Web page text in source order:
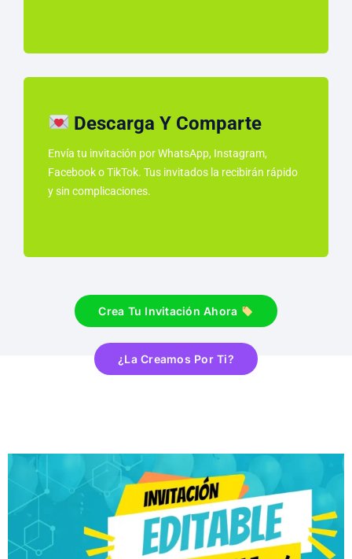
Descarga Y Comparte
Envía tu invitación por WhatsApp, Instagram,
Facebook o TikTok. Tus invitados la recibirán rápido
y sin complicaciones.
Crea Tu Invitación Ahora
¿La Creamos Por Ti?